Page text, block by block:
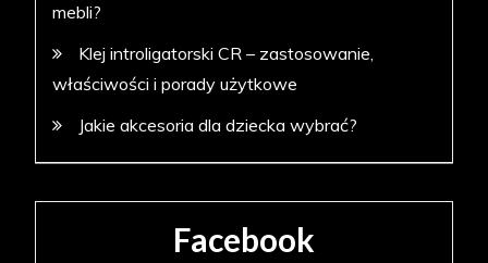
mebli?
Klej introligatorski CR – zastosowanie,
właściwości i porady użytkowe
Jakie akcesoria dla dziecka wybrać?
Facebook